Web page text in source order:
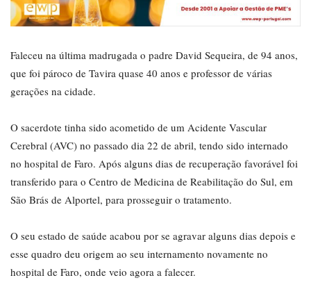
Faleceu na última madrugada o padre David Sequeira, de 94 anos,
que foi pároco de Tavira quase 40 anos e professor de várias
gerações na cidade.
O sacerdote tinha sido acometido de um Acidente Vascular
Cerebral (AVC) no passado dia 22 de abril, tendo sido internado
no hospital de Faro. Após alguns dias de recuperação favorável foi
transferido para o Centro de Medicina de Reabilitação do Sul, em
São Brás de Alportel, para prosseguir o tratamento.
O seu estado de saúde acabou por se agravar alguns dias depois e
esse quadro deu origem ao seu internamento novamente no
hospital de Faro, onde veio agora a falecer.